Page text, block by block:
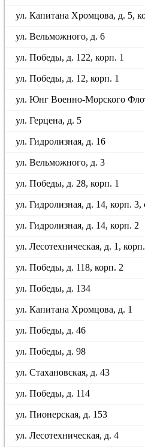
ул. Капитана Хромцова, д. 5,
ул. Вельможного, д. 6
ул. Победы, д. 122, корп. 1
ул. Победы, д. 12, корп. 1
ул. Юнг Военно-Морского
ул. Герцена, д. 5
ул. Гидролизная, д. 16
ул. Вельможного, д. 3
ул. Победы, д. 28, корп. 1
ул. Гидролизная, д. 14, корп. 3,
ул. Гидролизная, д. 14, корп. 2
ул. Лесотехническая, д. 1,
ул. Победы, д. 118, корп. 2
ул. Победы, д. 134
ул. Капитана Хромцова, д. 1
ул. Победы, д. 46
ул. Победы, д. 98
ул. Стахановская, д. 43
ул. Победы, д. 114
ул. Пионерская, д. 153
ул. Лесотехническая, д. 4